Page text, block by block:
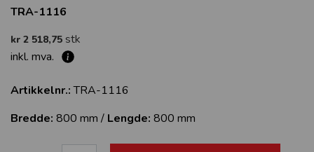
TRA-1116
kr 2 518,75 stk
inkl. mva.
Artikkelnr.:TRA-1116
Bredde: 800 mm / Lengde: 800 mm